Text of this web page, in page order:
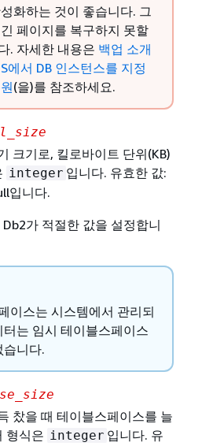
화하는 것이 좋습니다. 그
페이지를 복구하지 못할
. 자세한 내용은 백업 소개
에서 DB 인스턴스를 지정
(을)를 참조하세요.
크기로, 킬로바이트 단위(KB)
integer 입니다. 유효한 값:
입니다.
가 적절한 값을 설정합니
이스는 시스템에서 관리되
터는 임시 테이블스페이스
습니다.
찼을 때 테이블스페이스를 늘
형식은 integer 입니다. 유